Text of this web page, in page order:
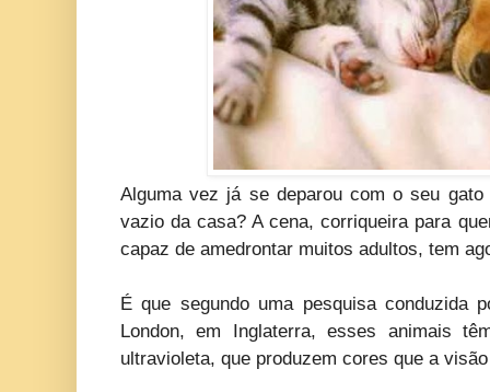
Alguma vez já se deparou com o seu
vazio da casa? A cena, corriqueira para
capaz de amedrontar muitos adultos, tem
É que segundo uma pesquisa conduzida
London, em Inglaterra, esses animais
ultravioleta, que produzem cores que a